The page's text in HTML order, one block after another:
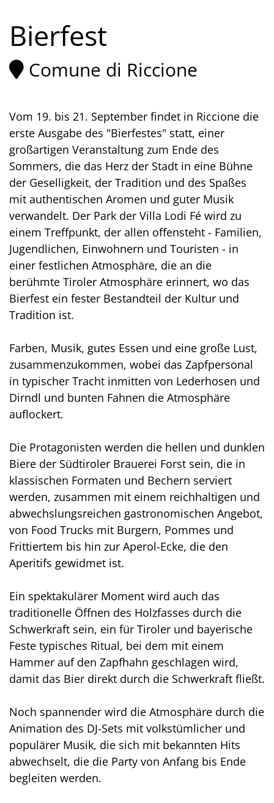
Bierfest
Comune di Riccione
Vom 19. bis 21. September findet in Riccione die
erste Ausgabe des "Bierfestes" statt, einer
großartigen Veranstaltung zum Ende des
Sommers, die das Herz der Stadt in eine Bühne
der Geselligkeit, der Tradition und des Spaßes
mit authentischen Aromen und guter Musik
verwandelt. Der Park der Villa Lodi Fé wird zu
einem Treffpunkt, der allen offensteht - Familien,
Jugendlichen, Einwohnern und Touristen - in
einer festlichen Atmosphäre, die an die
berühmte Tiroler Atmosphäre erinnert, wo das
Bierfest ein fester Bestandteil der Kultur und
Tradition ist.
Farben, Musik, gutes Essen und eine große Lust,
zusammenzukommen, wobei das Zapfpersonal
in typischer Tracht inmitten von Lederhosen und
Dirndl und bunten Fahnen die Atmosphäre
auflockert.
Die Protagonisten werden die hellen und dunklen
Biere der Südtiroler Brauerei Forst sein, die in
klassischen Formaten und Bechern serviert
werden, zusammen mit einem reichhaltigen und
abwechslungsreichen gastronomischen Angebot,
von Food Trucks mit Burgern, Pommes und
Frittiertem bis hin zur Aperol-Ecke, die den
Aperitifs gewidmet ist.
Ein spektakulärer Moment wird auch das
traditionelle Öffnen des Holzfasses durch die
Schwerkraft sein, ein für Tiroler und bayerische
Feste typisches Ritual, bei dem mit einem
Hammer auf den Zapfhahn geschlagen wird,
damit das Bier direkt durch die Schwerkraft fließt.
Noch spannender wird die Atmosphäre durch die
Animation des DJ-Sets mit volkstümlicher und
populärer Musik, die sich mit bekannten Hits
abwechselt, die die Party von Anfang bis Ende
begleiten werden.